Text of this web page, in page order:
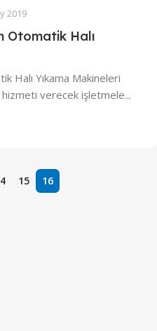
2019
Otomatik Halı
Halı Yıkama Makineleri
verecek işletmele...
15 16